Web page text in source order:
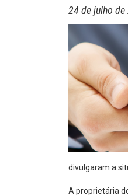
24 de julho de
divulgaram a
A proprietária